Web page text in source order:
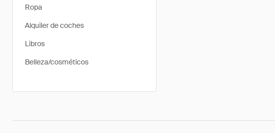
Ropa
Alquiler de coches
Libros
Belleza/cosméticos